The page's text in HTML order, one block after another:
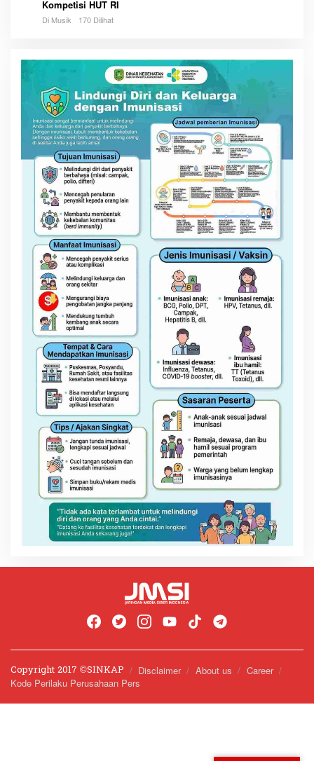
Kompetisi HUT RI
Di Musik 170 Dilihat
Copyright 2017 ©️SINKAP Disclaimer About us
Career
Kode Perilaku Perusahaan Pers